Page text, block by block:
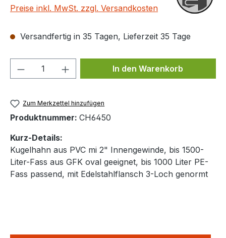
Preise inkl. MwSt. zzgl. Versandkosten
Versandfertig in 35 Tagen, Lieferzeit 35 Tage
Produkt Anzahl: Gib denIn den Warenkorb
Zum Merkzettel hinzufügen
Produktnummer: CH6450
Kurz-Details:
Kugelhahn aus PVC mi 2" Innengewinde, bis 1500-
Liter-Fass aus GFK oval geeignet, bis 1000 Liter PE-
Fass passend, mit Edelstahlflansch 3-Loch genormt